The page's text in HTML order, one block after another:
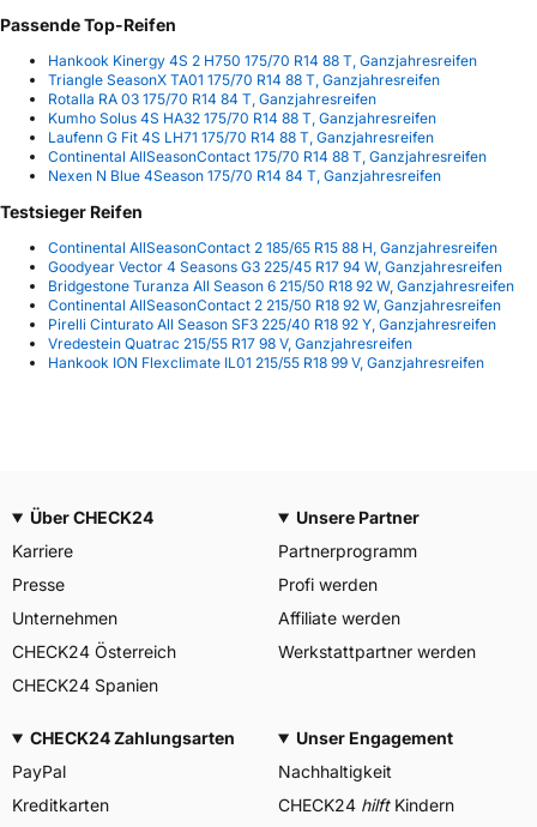
Passende Top-Reifen
Hankook Kinergy 4S 2 H750 175/70 R14 88 T, Ganzjahresreifen
Triangle SeasonX TA01 175/70 R14 88 T, Ganzjahresreifen
Rotalla RA 03 175/70 R14 84 T, Ganzjahresreifen
Kumho Solus 4S HA32 175/70 R14 88 T, Ganzjahresreifen
Laufenn G Fit 4S LH71 175/70 R14 88 T, Ganzjahresreifen
Continental AllSeasonContact 175/70 R14 88 T, Ganzjahresreifen
Nexen N Blue 4Season 175/70 R14 84 T, Ganzjahresreifen
Testsieger Reifen
Continental AllSeasonContact 2 185/65 R15 88 H, Ganzjahresreifen
Goodyear Vector 4 Seasons G3 225/45 R17 94 W, Ganzjahresreifen
Bridgestone Turanza All Season 6 215/50 R18 92 W, Ganzjahresreifen
Continental AllSeasonContact 2 215/50 R18 92 W, Ganzjahresreifen
Pirelli Cinturato All Season SF3 225/40 R18 92 Y, Ganzjahresreifen
Vredestein Quatrac 215/55 R17 98 V, Ganzjahresreifen
Hankook ION Flexclimate IL01 215/55 R18 99 V, Ganzjahresreifen
Über CHECK24
Karriere
Presse
Unternehmen
CHECK24 Österreich
CHECK24 Spanien
Unsere Partner
Partnerprogramm
Profi werden
Affiliate werden
Werkstattpartner werden
CHECK24 Zahlungsarten
PayPal
Kreditkarten
Unser Engagement
Nachhaltigkeit
CHECK24 hilftKindern